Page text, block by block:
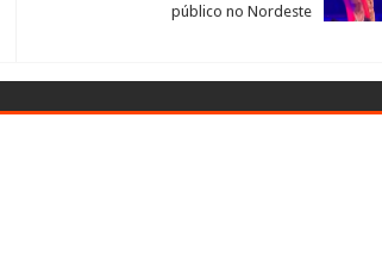
público no Nordeste